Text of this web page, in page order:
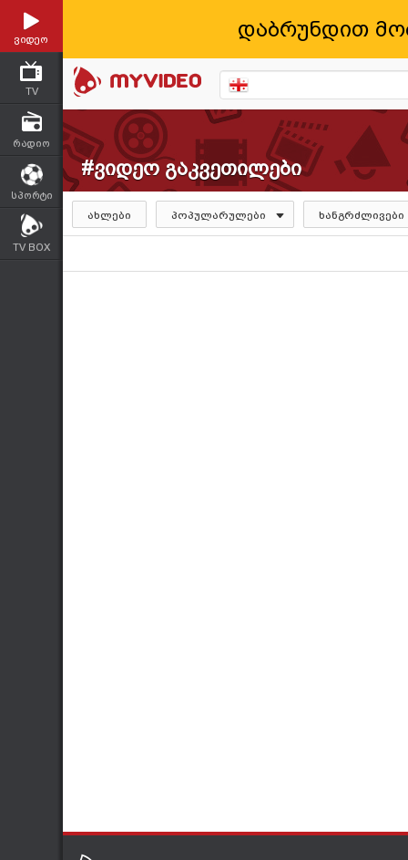
დაბრუნდით
ვიდეო
TV
რადიო
სპორტი
TV BOX
#ვიდეო გაკვეთილები
ახლები პოპულარულები ხანგრძლივები